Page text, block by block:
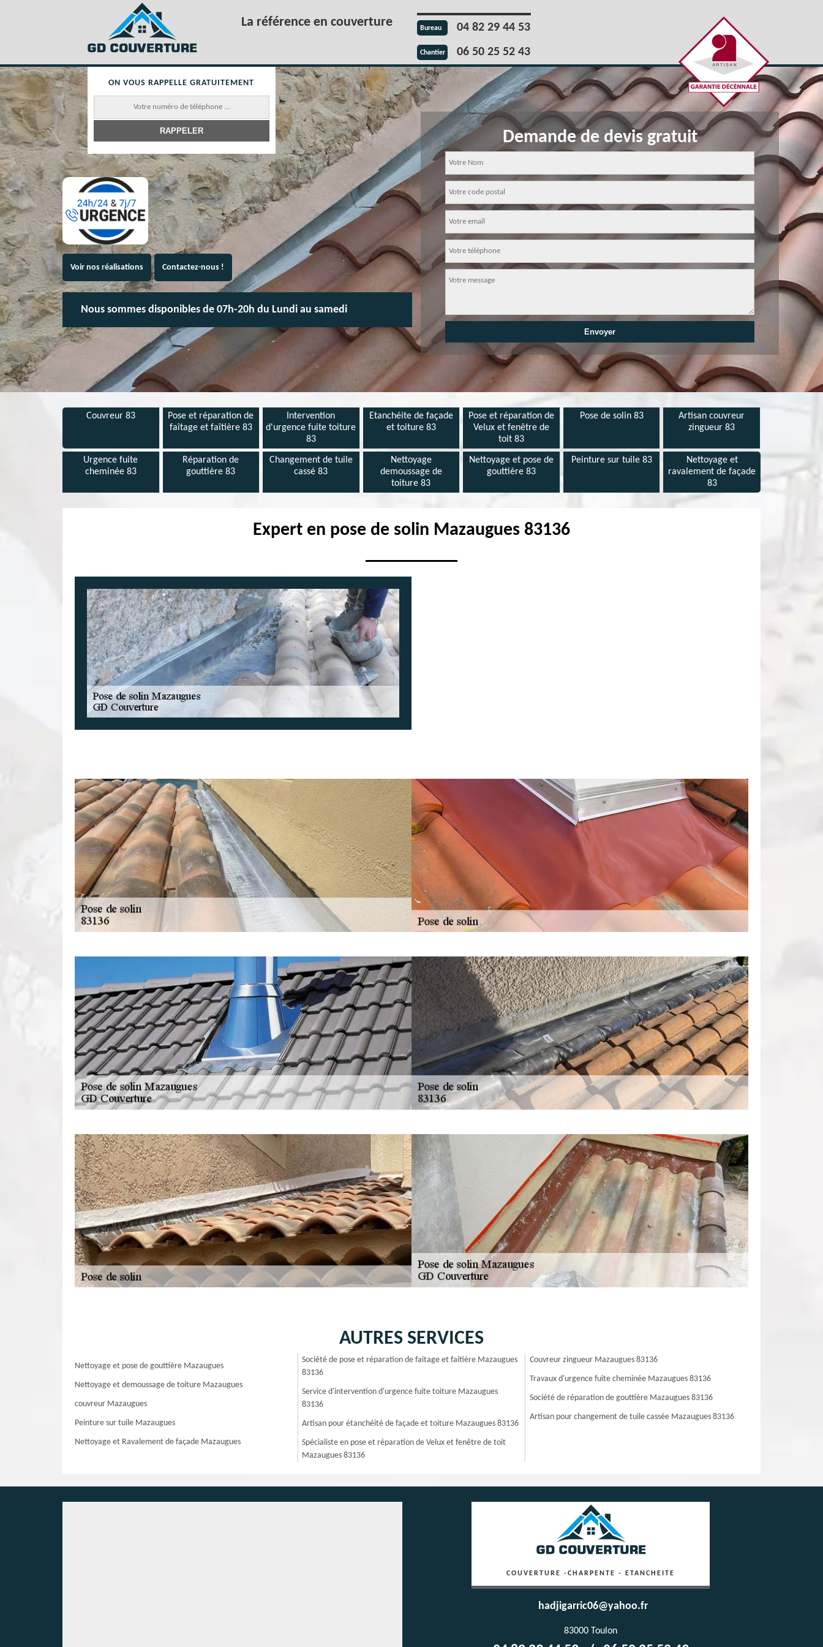
La référence en couverture Bureau 04 82 29 44 53
Chantier 06 50 25 52 43
Voir nos réalisations Contactez-nous !
Nous sommes disponibles de 07h-20h du Lundi au samedi
Demande de devis gratuit
ON VOUS RAPPELLE GRATUITEMENT
Couvreur 83
Pose et réparation de
faîtage et faîtière 83
Intervention
d'urgence fuite toiture
83
Etanchéite de façade
et toiture 83
Pose et réparation de
Velux et fenêtre de
toit 83
Pose de solin 83
Artisan couvreur
zingueur 83
Urgence fuite
cheminée 83
Réparation de
gouttière 83
Changement de tuile
cassé 83
Nettoyage
demoussage de
toiture 83
Nettoyage et pose de
gouttière 83
Peinture sur tuile 83
Nettoyage et
ravalement de façade
83
Expert en pose de solin Mazaugues 83136
AUTRES SERVICES
Nettoyage et pose de gouttière Mazaugues
Nettoyage et demoussage de toiture Mazaugues
couvreur Mazaugues
Peinture sur tuile Mazaugues
Nettoyage et Ravalement de façade Mazaugues
Société de pose et réparation de faitage et faitière Mazaugues
83136
Service d'intervention d'urgence fuite toiture Mazaugues
83136
Artisan pour étanchéité de façade et toiture Mazaugues 83136
Spécialiste en pose et réparation de Velux et fenêtre de toit
Mazaugues 83136
Couvreur zingueur Mazaugues 83136
Travaux d'urgence fuite cheminée Mazaugues 83136
Société de réparation de gouttière Mazaugues 83136
Artisan pour changement de tuile cassée Mazaugues 83136
COUVERTURE -CHARPENTE - ETANCHEITE
hadjigarric06@yahoo.fr
83000 Toulon